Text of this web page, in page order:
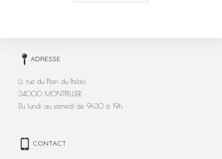
ADRESSE
6, rue du Plan du Palais
34000 MONTPELLIER
Du lundi au samedi de 9h30 à 19h.
CONTACT